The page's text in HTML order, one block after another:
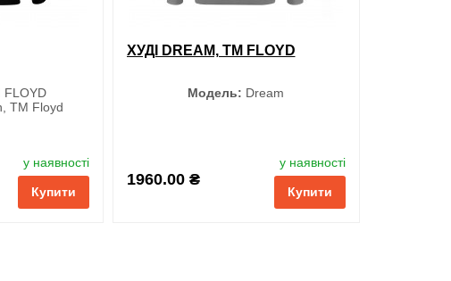
TM Floyd
у наявності
Купити
Чорний
ХУДІ DREAM, TM FLOYD
Модель: Dream
1960.00 ₴
у наявності
Купити
Темно-синій